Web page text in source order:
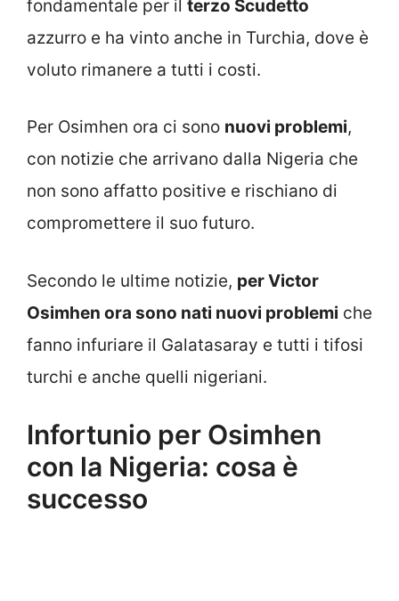
fondamentale per il terzo Scudetto
azzurro e ha vinto anche in Turchia, dove è
voluto rimanere a tutti i costi.
Per Osimhen ora ci sono nuovi problemi,
con notizie che arrivano dalla Nigeria che
non sono affatto positive e rischiano di
compromettere il suo futuro.
Secondo le ultime notizie, per Victor
Osimhen ora sono nati nuovi problemi che
fanno infuriare il Galatasaray e tutti i tifosi
turchi e anche quelli nigeriani.
Infortunio per Osimhen
con la Nigeria: cosa è
successo